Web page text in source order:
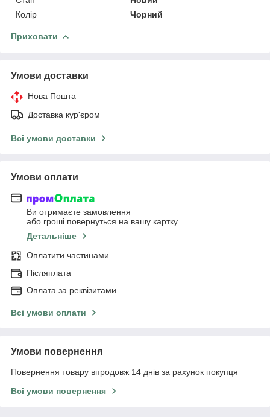
Колір
Чорний
Приховати
Умови доставки
Нова Пошта
Доставка кур'єром
Всі умови доставки
Умови оплати
Ви отримаєте замовлення
або гроші повернуться на вашу картку
Детальніше
Оплатити частинами
Післяплата
Оплата за реквізитами
Всі умови оплати
Умови повернення
Повернення товару впродовж 14 днів за рахунок покупця
Всі умови повернення